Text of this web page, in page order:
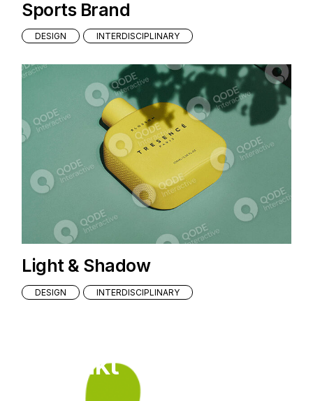
Sports Brand
DESIGN INTERDISCIPLINARY
Light & Shadow
DESIGN INTERDISCIPLINARY
Kontakt